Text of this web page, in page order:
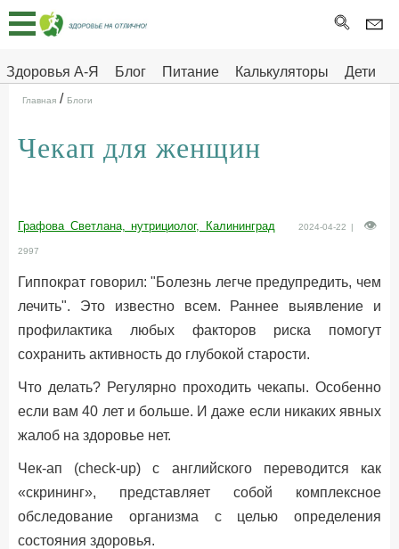
Здоровья А-Я Блог Питание Калькуляторы
Дети
Главная
Тесты
Про
ДЕТЯМ
Главная / Блоги
Чекап для женщин
Графова Светлана, нутрициолог, Калининград 2024-04-22 |
2997
Гиппократ говорил: "Болезнь легче предупредить, чем
лечить". Это известно всем. Раннее выявление и
профилактика любых факторов риска помогут
сохранить активность до глубокой старости.
Что делать? Регулярно проходить чекапы. Особенно
если вам 40 лет и больше. И даже если никаких явных
жалоб на здоровье нет.
Чек-ап (check-up) с английского переводится как
«скрининг», представляет собой комплексное
обследование организма с целью определения
состояния здоровья.